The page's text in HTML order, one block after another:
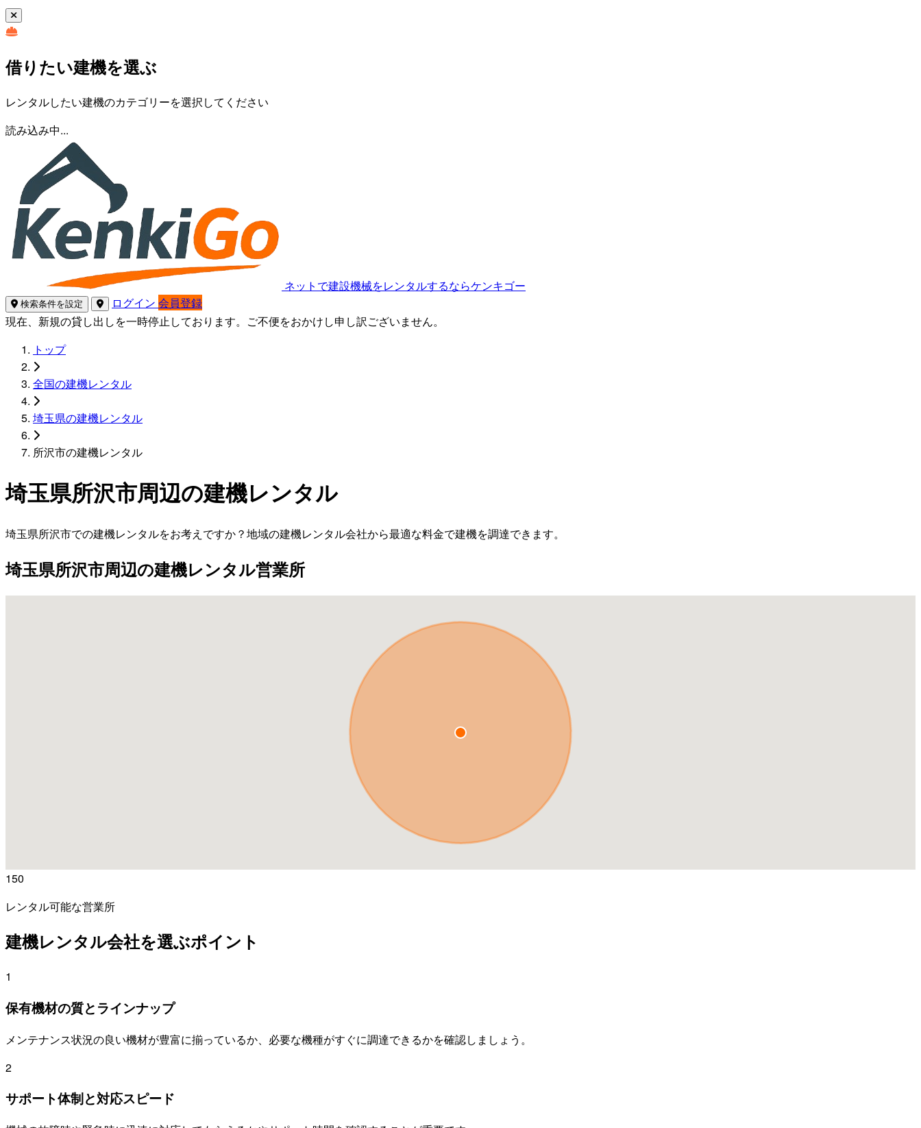
借りたい建機を選ぶ
レンタルしたい建機のカテゴリーを選択してください
読み込み中...
ネットで建設機械をレンタルするならケンキゴー
検索条件を設定 ログイン 会員登録
現在、新規の貸し出しを一時停止しております。ご不便をおかけし申し訳ございません。
トップ
全国の建機レンタル
埼玉県の建機レンタル
所沢市の建機レンタル
埼玉県所沢市周辺の建機レンタル
埼玉県所沢市での建機レンタルをお考えですか？地域の建機レンタル会社から最適な料金で建機を調達できます。
埼玉県所沢市周辺の建機レンタル営業所
150
レンタル可能な営業所
建機レンタル会社を選ぶポイント
1
保有機材の質とラインナップ
メンテナンス状況の良い機材が豊富に揃っているか、必要な機種がすぐに調達できるかを確認しましょう。
2
サポート体制と対応スピード